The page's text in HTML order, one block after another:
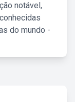
notável,
do mundo -